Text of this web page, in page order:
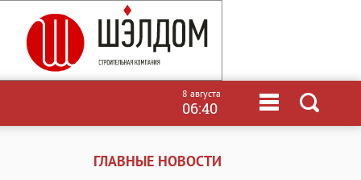
8 августа
06:40
ГЛАВНЫЕ НОВОСТИ